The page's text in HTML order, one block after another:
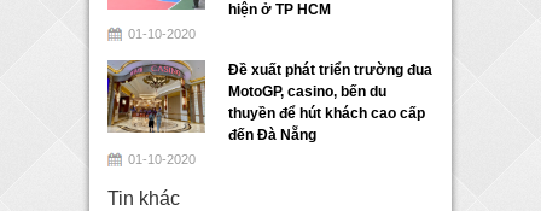
hiện ở TP HCM
01-10-2020
Đề xuất phát triển trường đua
MotoGP, casino, bến du
thuyền để hút khách cao cấp
đến Đà Nẵng
01-10-2020
Tin khác